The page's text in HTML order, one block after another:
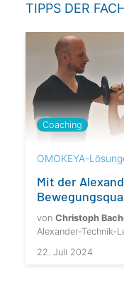
TIPPS DER
Coaching
OMOKEYA-
Mit der
von Christoph
Alexander-Technik-
22. Juli 2024